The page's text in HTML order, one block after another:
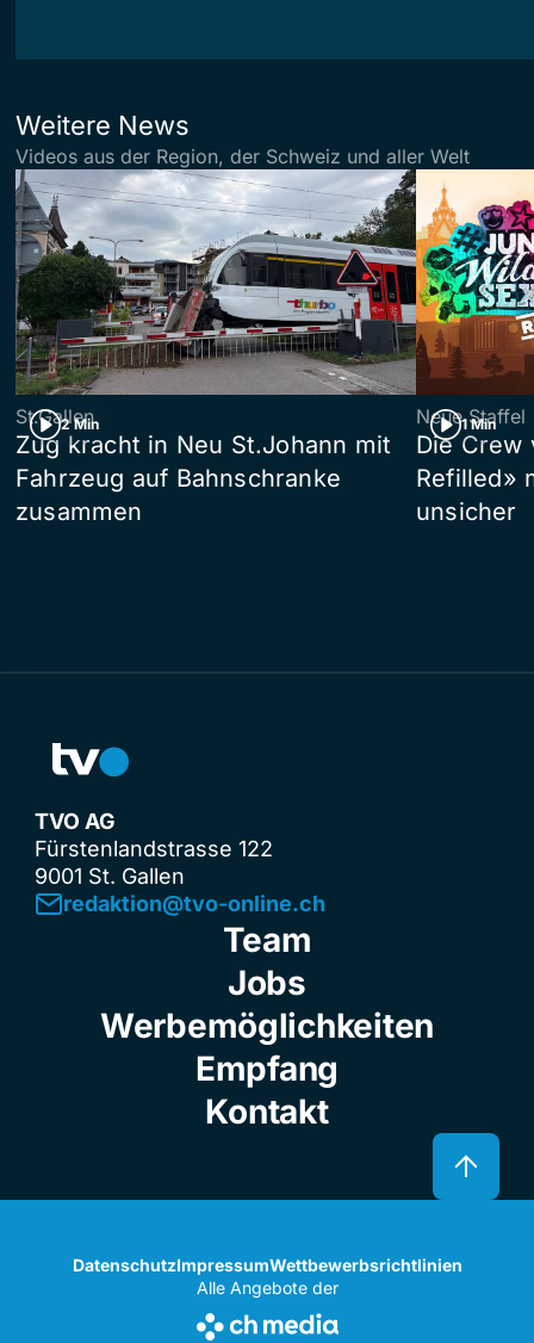
Weitere News
Videos aus der Region, der Schweiz und aller Welt
2 Min
St.Gallen
Zug kracht in Neu St.Johann mit
Fahrzeug auf Bahnschranke
zusammen
1 Min
Neue Staffel
Die Crew
Refilled»
unsicher
TVO AG
Fürstenlandstrasse 122
9001 St. Gallen
redaktion@tvo-online.ch
Team
Jobs
Werbemöglichkeiten
Empfang
Kontakt
DatenschutzImpressumWettbewerbsrichtlinien
Alle Angebote der